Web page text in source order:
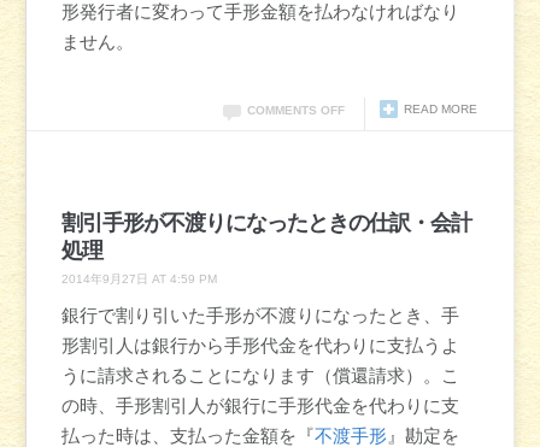
形発行者に変わって手形金額を払わなければなり
ません。
READ MORE
COMMENTS OFF
割引手形が不渡りになったときの仕訳・会計
処理
2014年9月27日 AT 4:59 PM
銀行で割り引いた手形が不渡りになったとき、手
形割引人は銀行から手形代金を代わりに支払うよ
うに請求されることになります（償還請求）。こ
の時、手形割引人が銀行に手形代金を代わりに支
払った時は、支払った金額を『不渡手形 』勘定を